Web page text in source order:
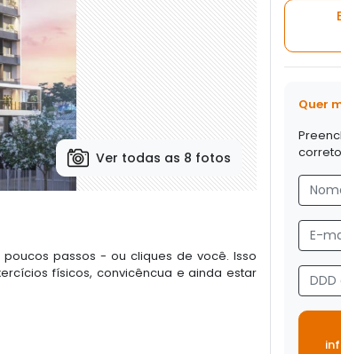
Ver todas as 8 fotos
passos - ou cliques de você. Isso
físicos, convicêncua e ainda estar
Quer